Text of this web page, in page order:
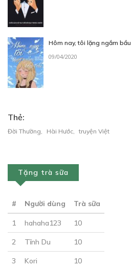
Hôm nay, tôi lặng ngắm bầu
09/04/2020
Thẻ:
Đời Thường Hài Hước truyện Việt
Tặng trà sữa
# Người dùng Trà sữa
1 hahaha123 10
2 Tĩnh Du 10
3 Kori 10